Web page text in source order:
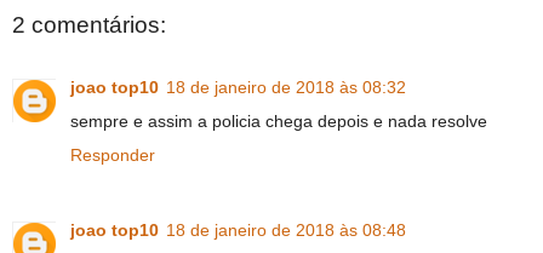
2 comentários:
joao top10 18 de janeiro de 2018 às 08:32
sempre e assim a policia chega depois e nada resolve
Responder
joao top10 18 de janeiro de 2018 às 08:48